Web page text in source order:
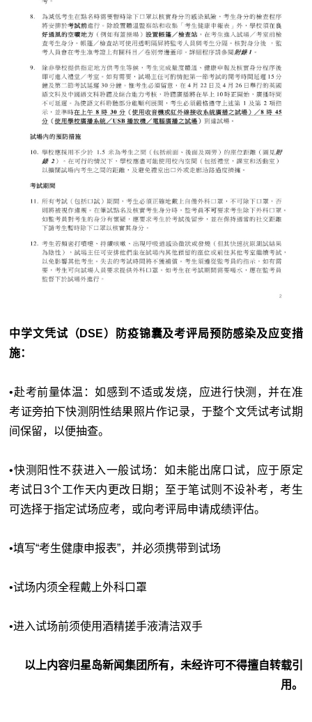
中学文凭试（DSE）防疫锦囊及考评局预防感染及应变措
施：
•赴考前量体温：如感到不适或发烧，应进行快测，并在准
考证旁拍下快测阴性结果照片作记录，于整个文凭试考试期
间保留，以便抽查。
•快测阳性不获进入一般试场：如未能出席口试，应于原定
考试日3个工作天内更改日期；至于笔试则不设补考，考生
可选择于指定试场应考，或向考评局申请成绩评估。
•填写“考生健康申报表”，并必须携带到试场
•试场内须全程戴上外科口罩
•进入试场前须使用酒精搓手液清洁双手
以上内容归星岛新闻集团所有，未经许可不得擅自转载引
用。